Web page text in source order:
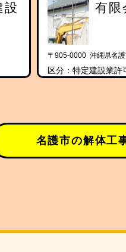
設 有限
〒905-0000 沖縄県名
区分：特定建設業許
名護市の解体工